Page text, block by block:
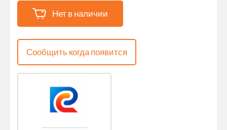
Нет в наличии
Сообщить когда появится